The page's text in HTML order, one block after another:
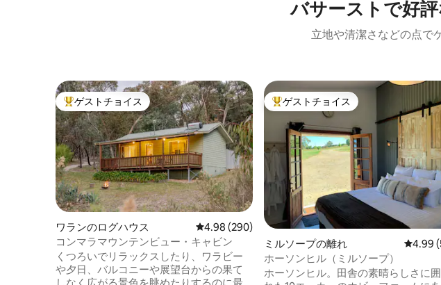
バサーストで好
立地や清潔さなどの点で
大好評のゲストチョイスです。
ゲストチョイス
ワランのログハウス レビュー290件、5つ星中4.98つ星の平均評価
4.98 (290)
コンマラマウンテンビュー・キャビン
くつろいでリラックスしたり、ワラビー
や夕日、バルコニーや展望台からの果て
大好評のゲストチョイスです。
ゲストチョイス
ミルソープの離れ レビュ
4.99
ホーソンヒル（ミルソープ）
ホーソンヒル。田舎の素晴らしさに